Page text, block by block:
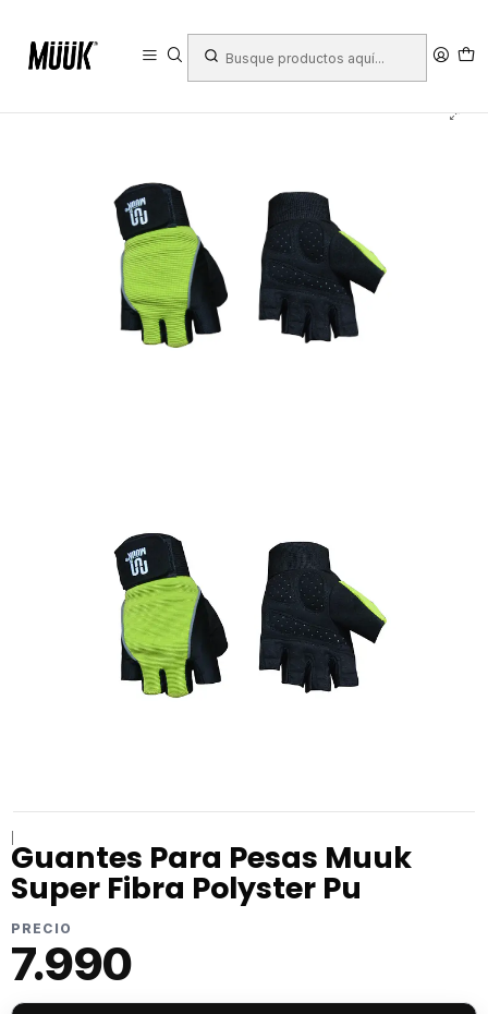
Guantes Para Pesas Muuk
Super Fibra Polyster Pu
PRECIO
7.990